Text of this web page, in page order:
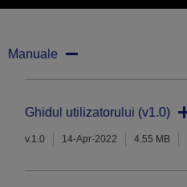
Manuale
Ghidul utilizatorului (v1.0)
v.1.0 14-Apr-2022 4.55 MB